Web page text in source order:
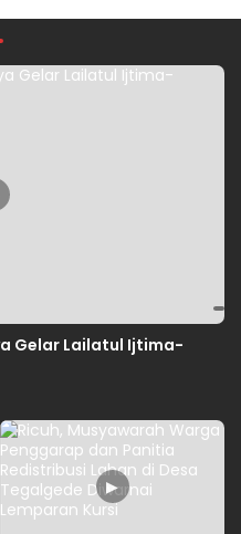
Gelar Lailatul Ijtima-
▶